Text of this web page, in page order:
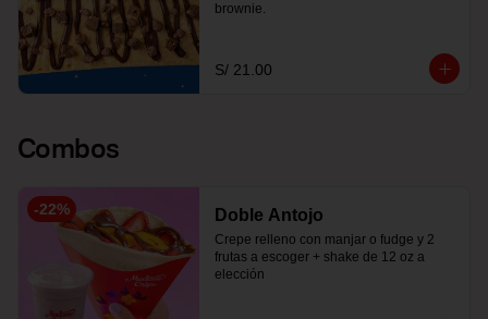
brownie.
S/ 21.00
Combos
-22% Doble Antojo
Crepe relleno con manjar o fudge y 2
frutas a escoger + shake de 12 oz a
elección